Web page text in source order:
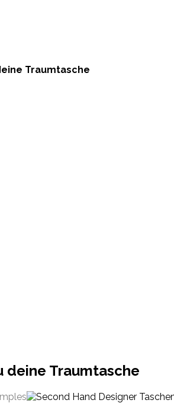
Traumtasche
deine Traumtasche